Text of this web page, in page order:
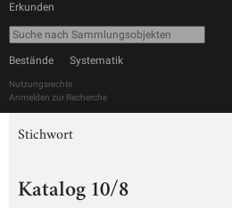
Erkunden
Bestände Systematik
Nutzungsrechte
Anmelden zur Recherche
Stichwort
Katalog 10/8